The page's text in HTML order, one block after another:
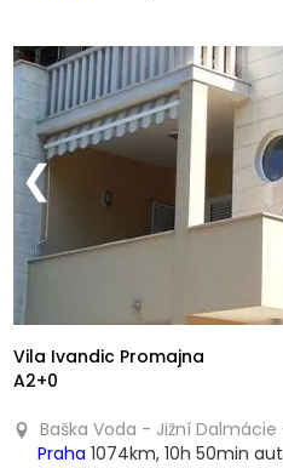
❮
Vila Ivandic Promajna
A2+0
Baška Voda - Jižní Dalmácie
Praha 1074km, 10h 50min